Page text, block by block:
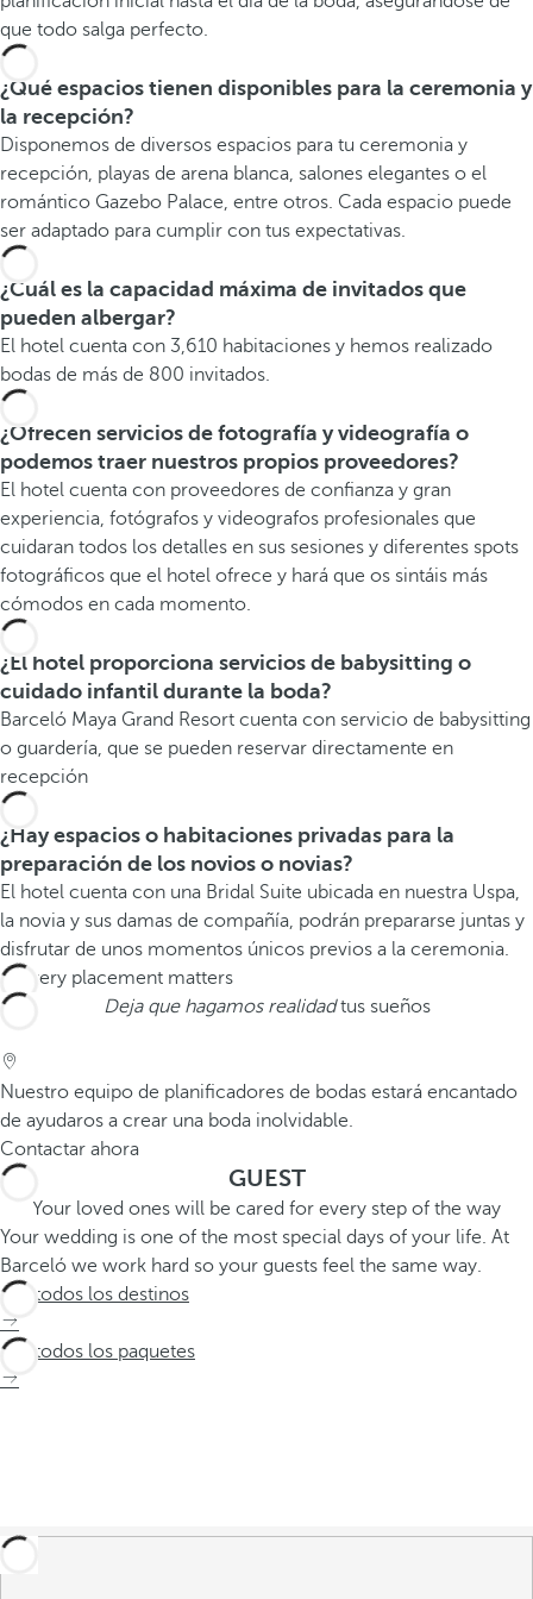
que todo salga perfecto.
¿Qué espacios tienen disponibles para la ceremonia y
la recepción?
Disponemos de diversos espacios para tu ceremonia y
recepción, playas de arena blanca, salones elegantes o el
romántico Gazebo Palace, entre otros. Cada espacio puede
ser adaptado para cumplir con tus expectativas.
¿Cuál es la capacidad máxima de invitados que
pueden albergar?
El hotel cuenta con 3,610 habitaciones y hemos realizado
bodas de más de 800 invitados.
¿Ofrecen servicios de fotografía y videografía o
podemos traer nuestros propios proveedores?
El hotel cuenta con proveedores de confianza y gran
experiencia, fotógrafos y videografos profesionales que
cuidaran todos los detalles en sus sesiones y diferentes spots
fotográficos que el hotel ofrece y hará que os sintáis más
cómodos en cada momento.
¿El hotel proporciona servicios de babysitting o
cuidado infantil durante la boda?
Barceló Maya Grand Resort cuenta con servicio de babysitting
o guardería, que se pueden reservar directamente en
recepción
¿Hay espacios o habitaciones privadas para la
preparación de los novios o novias?
El hotel cuenta con una Bridal Suite ubicada en nuestra Uspa,
la novia y sus damas de compañía, podrán prepararse juntas y
disfrutar de unos momentos únicos previos a la ceremonia.
Deja que hagamos realidadtus sueños
Nuestro equipo de planificadores de bodas estará encantado
de ayudaros a crear una boda inolvidable.
Contactar ahora
GUEST
Your loved ones will be cared for every step of the way
Your wedding is one of the most special days of your life. At
Barceló we work hard so your guests feel the same way.
Ver todos los destinos
Ver todos los paquetes